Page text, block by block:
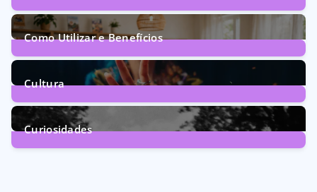
74Posts
Como Utilizar e Benefícios
160Posts
Cultura
246Posts
Curiosidades